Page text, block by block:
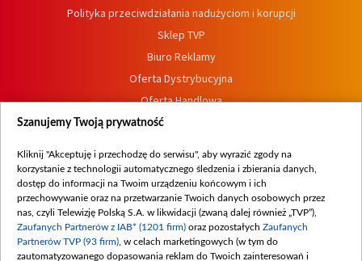
Polityka przeciwdziałania nadużyciom i korupcji
Sklep TVP
Biuro Reklamy
Oferta Dystrybucyjna
Oferta Handlowa
Dostępność
Procedura zgłoszeń wewnętrznych
Szanujemy Twoją prywatność
Kliknij "Akceptuję i przechodzę do serwisu", aby wyrazić zgody na
korzystanie z technologii automatycznego śledzenia i zbierania danych,
dostęp do informacji na Twoim urządzeniu końcowym i ich
przechowywanie oraz na przetwarzanie Twoich danych osobowych przez
nas, czyli Telewizję Polską S.A. w likwidacji (zwaną dalej również „TVP”),
Zaufanych Partnerów z IAB* (1201 firm) oraz pozostałych Zaufanych
Partnerów TVP (93 firm) , w celach marketingowych (w tym do
zautomatyzowanego dopasowania reklam do Twoich zainteresowań i